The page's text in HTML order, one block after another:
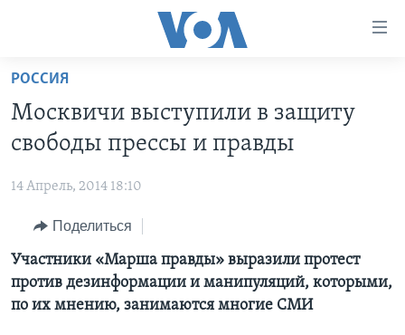
Перейти
основной
контент
навигации
Перейти
поиск
ПРОГРАММЫ
НОВОСТИ ЗА МИНУТУ
ИТОГИ
ПОЧЕМУ ЭТО ВАЖНО?
ДИСКУССИЯ VOA
УЧИМ АНГЛИЙСКИЙ
НАША АМЕРИКАНСКАЯ ИСТОРИЯ
А КАК В АМЕРИКЕ?
АРТЕФАКТЫ
ЭКСПЕРТИЗА
ИНТЕРВЬЮ
ФАКТЫ ПРОТИВ ФЕЙКОВ
ЗА СВОБОДУ ПРЕССЫ
РОССИЯ
Москвичи выступили в защиту
свободы прессы и правды
14 Апрель, 2014 18:10
Поделиться
Участники «Марша правды» выразили протест
против дезинформации и манипуляций, которыми,
по их мнению, занимаются многие СМИ